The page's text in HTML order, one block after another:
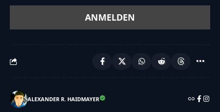
ALEXANDER R. HAIDMAYER